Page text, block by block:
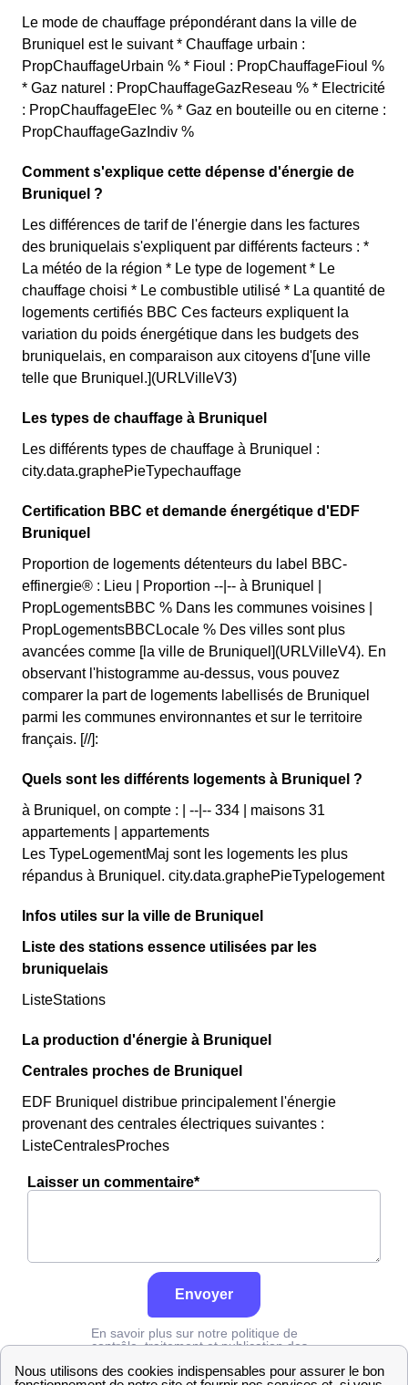
Le mode de chauffage prépondérant dans la ville de
Bruniquel est le suivant * Chauffage urbain :
PropChauffageUrbain % * Fioul : PropChauffageFioul %
* Gaz naturel : PropChauffageGazReseau % * Electricité
: PropChauffageElec % * Gaz en bouteille ou en citerne :
PropChauffageGazIndiv %
Comment s'explique cette dépense d'énergie de
Bruniquel ?
Les différences de tarif de l'énergie dans les factures
des bruniquelais s'expliquent par différents facteurs : *
La météo de la région * Le type de logement * Le
chauffage choisi * Le combustible utilisé * La quantité de
logements certifiés BBC Ces facteurs expliquent la
variation du poids énergétique dans les budgets des
bruniquelais, en comparaison aux citoyens d'[une ville
telle que Bruniquel.](URLVilleV3)
Les types de chauffage à Bruniquel
Les différents types de chauffage à Bruniquel :
city.data.graphePieTypechauffage
Certification BBC et demande énergétique d'EDF
Bruniquel
Proportion de logements détenteurs du label BBC-
effinergie® : Lieu | Proportion --|-- à Bruniquel |
PropLogementsBBC % Dans les communes voisines |
PropLogementsBBCLocale % Des villes sont plus
avancées comme [la ville de Bruniquel](URLVilleV4). En
observant l'histogramme au-dessus, vous pouvez
comparer la part de logements labellisés de Bruniquel
parmi les communes environnantes et sur le territoire
français. [//]:
Quels sont les différents logements à Bruniquel ?
à Bruniquel, on compte : | --|-- 334 | maisons 31
appartements | appartements
Les TypeLogementMaj sont les logements les plus
répandus à Bruniquel. city.data.graphePieTypelogement
Infos utiles sur la ville de Bruniquel
Liste des stations essence utilisées par les
bruniquelais
ListeStations
La production d'énergie à Bruniquel
Centrales proches de Bruniquel
EDF Bruniquel distribue principalement l'énergie
provenant des centrales électriques suivantes :
ListeCentralesProches
Laisser un commentaire*
Envoyer
En savoir plus sur notre politique de
contrôle, traitement et publication des